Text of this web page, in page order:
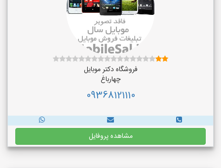
فروشگاه دکتر موبایل
چهارباغ
09368121110
مشاهده پروفایل